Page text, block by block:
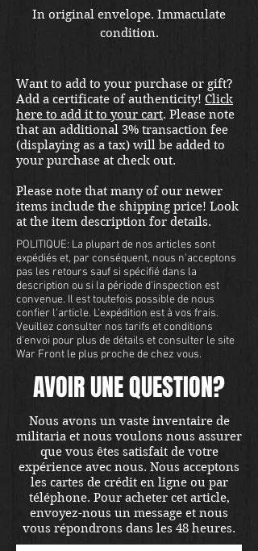
In original envelope. Immaculate
condition.
Want to add to your purchase or gift?
Add a certificate of authenticity! Click
here to add it to your cart. Please note
that an additional 3% transaction fee
(displaying as a tax) will be added to
your purchase at check out.
Please note that many of our newer
items include the shipping price! Look
at the item description for details.
POLITIQUE: La plupart de nos articles sont
expédiés et, par conséquent, nous n'acceptons
pas les retours sauf si spécifié dans la
description ou si la période d'inspection est
convenue. Il est toutefois possible de nous
confier l'article. L'expédition est à vos frais.
Veuillez consulter nos tarifs et conditions
d'envoi pour plus de détails et consulter le site
War Front le plus proche de chez vous.
AVOIR UNE QUESTION?
Nous avons un vaste inventaire de
militaria et nous voulons nous assurer
que vous êtes satisfait de votre
expérience avec nous. Nous acceptons
les cartes de crédit en ligne ou par
téléphone. Pour acheter cet article,
envoyez-nous un message et nous
vous répondrons dans les 48 heures.